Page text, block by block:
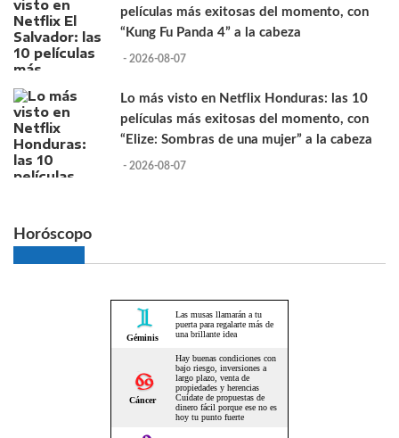
películas más exitosas del momento, con
“Kung Fu Panda 4” a la cabeza
- 2026-08-07
Lo más visto en Netflix Honduras: las 10
películas más exitosas del momento, con
“Elize: Sombras de una mujer” a la cabeza
- 2026-08-07
Horóscopo